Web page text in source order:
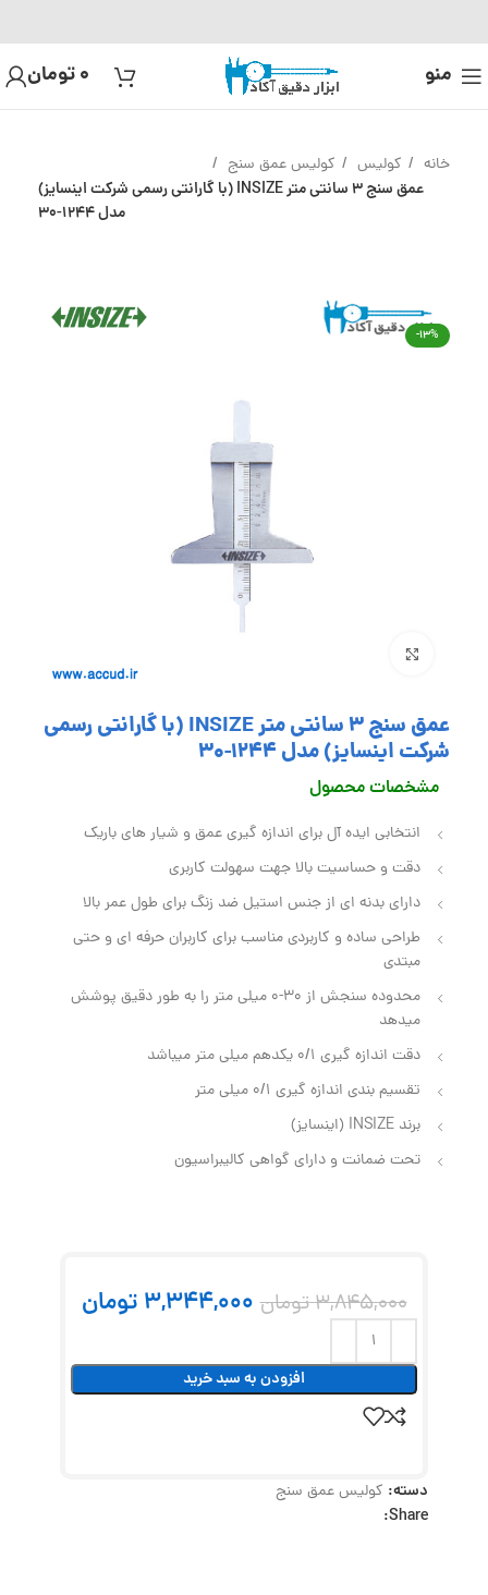
منو 0تومان
خانه کولیس کولیس عمق سنج
عمق سنج 3 سانتی متر INSIZE (با گارانتی رسمی شرکت اینسایز)
مدل 1244-30
-13%
عمق سنج 3 سانتی متر INSIZE (با گارانتی رسمی
شرکت اینسایز) مدل 1244-30
مشخصات محصول
انتخابی ایده آل برای اندازه گیری عمق و شیار های باریک
دقت و حساسیت بالا جهت سهولت کاربری
دارای بدنه‌ ای از جنس استیل ضد زنگ برای طول عمر بالا
طراحی ساده و کاربردی مناسب برای کاربران حرفه‌ ای و حتی
مبتدی
محدوده سنجش از 30-0 میلی‌ متر را به طور دقیق پوشش
میدهد
دقت اندازه گیری 0/1 یکدهم میلی متر میباشد
تقسیم‌ بندی اندازه گیری 0/1 میلی‌ متر
برند INSIZE (اینسایز)
تحت ضمانت و دارای گواهی کالیبراسیون
3,845,000تومان 3,344,000 تومان
افزودن به سبد خرید
دسته: کولیس عمق سنج
Share: